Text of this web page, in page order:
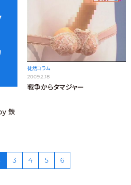
鉄
徒然コラム
2009.2.18
戦争からタマジャー
3 4 5 6